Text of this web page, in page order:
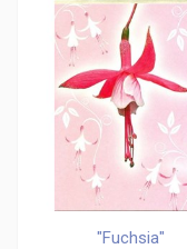
"Fuchsia"